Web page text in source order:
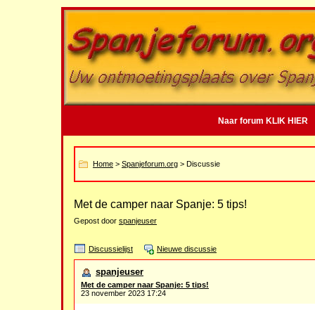
Naar forum KLIK HIER
Home > Spanjeforum.org > Discussie
Met de camper naar Spanje: 5 tips!
Gepost door spanjeuser
Discussielijst Nieuwe discussie
spanjeuser
Met de camper naar Spanje: 5 tips!
23 november 2023 17:24